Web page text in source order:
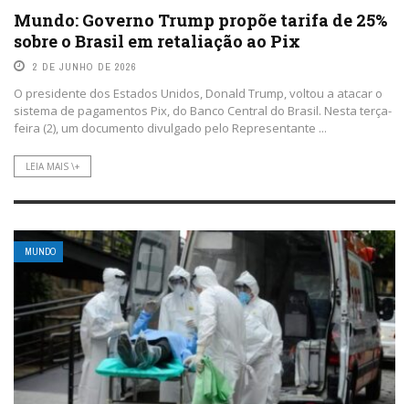
Mundo: Governo Trump propõe tarifa de 25%
sobre o Brasil em retaliação ao Pix
2 DE JUNHO DE 2026
O presidente dos Estados Unidos, Donald Trump, voltou a atacar o
sistema de pagamentos Pix, do Banco Central do Brasil. Nesta terça-
feira (2), um documento divulgado pelo Representante ...
LEIA MAIS \+
MUNDO